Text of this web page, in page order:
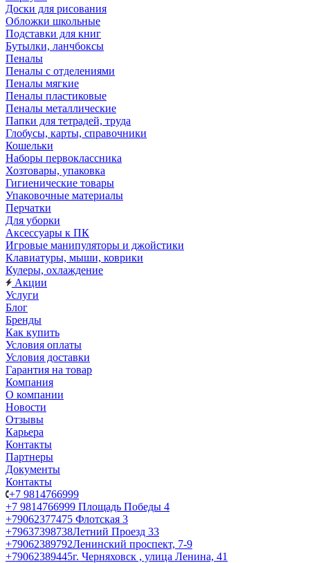
Доски для рисования
Обложки школьные
Подставки для книг
Бутылки, ланчбоксы
Пеналы
Пеналы с отделениями
Пеналы мягкие
Пеналы пластиковые
Пеналы металлические
Папки для тетрадей, труда
Глобусы, карты, справочники
Кошельки
Наборы первоклассника
Хозтовары, упаковка
Гигиенические товары
Упаковочные материалы
Перчатки
Для уборки
Аксессуары к ПК
Игровые манипуляторы и джойстики
Клавиатуры, мыши, коврики
Кулеры, охлаждение
Акции
Услуги
Блог
Бренды
Как купить
Условия оплаты
Условия доставки
Гарантия на товар
Компания
О компании
Новости
Отзывы
Карьера
Контакты
Партнеры
Документы
Контакты
+7 9814766999
+7 9814766999 Площадь Победы 4
+79062377475 Флотская 3
+79637398738Летний Проезд 33
+79062389792Ленинский проспект, 7-9
+79062389445г. Черняховск , улица Ленина, 41